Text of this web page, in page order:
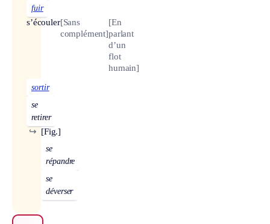
fuir
s’écouler[Sans
complément]
[En
parlant
d’un
flot
humain]
sortir
se
retirer
[Fig.]
↪
se
répandre
se
déverser